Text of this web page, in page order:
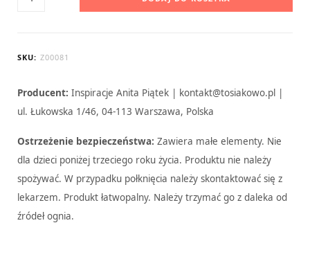
zestaw
(trzy
arkusze)
SKU: Z00081
Producent: Inspiracje Anita Piątek | kontakt@tosiakowo.pl |
ul. Łukowska 1/46, 04-113 Warszawa, Polska
Ostrzeżenie bezpieczeństwa: Zawiera małe elementy. Nie
dla dzieci poniżej trzeciego roku życia. Produktu nie należy
spożywać. W przypadku połknięcia należy skontaktować się z
lekarzem. Produkt łatwopalny. Należy trzymać go z daleka od
źródeł ognia.